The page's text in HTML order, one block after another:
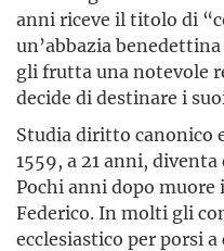
anni riceve il titolo di
un’abbazia
gli frutta una notevole
decide di destinare i
Studia diritto canonico
1559, a 21 anni,
Pochi anni dopo
Federico. In molti gli
ecclesiastico per porsi